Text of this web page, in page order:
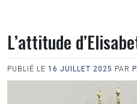
L’attitude
PUBLIÉ LE 16 JUILLET 2025 PAR